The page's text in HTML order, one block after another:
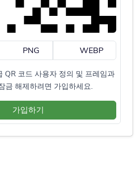
PNG WEBP
QR 코드 사용자 정의 및 프레임과
금 해제하려면 가입하세요.
가입하기